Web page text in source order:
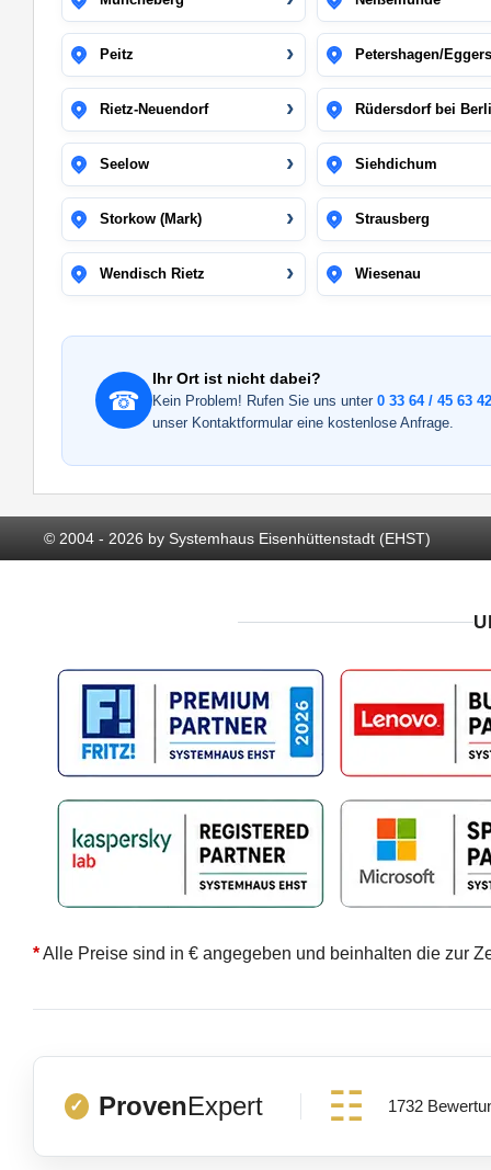
Peitz Petershagen/
Rietz-Neuendorf Rüdersdorf bei
Seelow Siehdichum
Storkow (Mark) Strausberg
Wendisch Rietz Wiesenau
☎
Ihr Ort ist nicht dabei?
Kein Problem! Rufen Sie uns unter 0 33 64 / 45 63
unser Kontaktformular eine kostenlose Anfrage.
© 2004 - 2026 by Systemhaus Eisenhüttenstadt (EHST)
*Alle Preise sind in € angegeben und beinhalten die zur
✓ ProvenExpert 1732